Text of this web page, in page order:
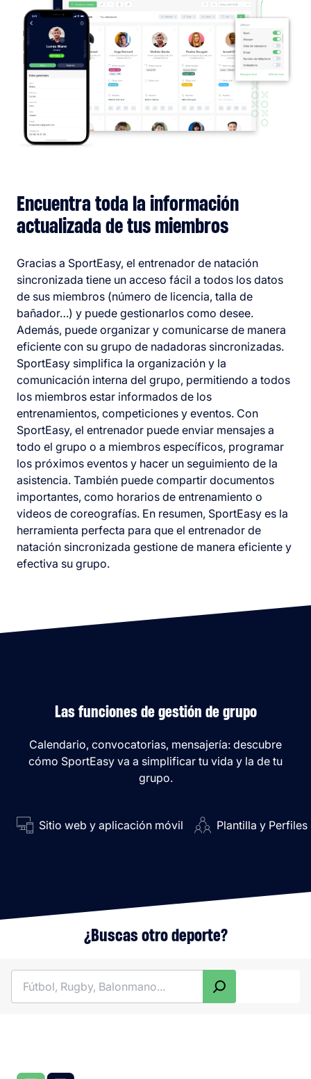
Encuentra toda la información
actualizada de tus miembros
Gracias a SportEasy, el entrenador de natación
sincronizada tiene un acceso fácil a todos los datos
de sus miembros (número de licencia, talla de
bañador…) y puede gestionarlos como desee.
Además, puede organizar y comunicarse de manera
eficiente con su grupo de nadadoras sincronizadas.
SportEasy simplifica la organización y la
comunicación interna del grupo, permitiendo a todos
los miembros estar informados de los
entrenamientos, competiciones y eventos. Con
SportEasy, el entrenador puede enviar mensajes a
todo el grupo o a miembros específicos, programar
los próximos eventos y hacer un seguimiento de la
asistencia. También puede compartir documentos
importantes, como horarios de entrenamiento o
videos de coreografías. En resumen, SportEasy es la
herramienta perfecta para que el entrenador de
natación sincronizada gestione de manera eficiente y
efectiva su grupo.
Las funciones de gestión de grupo
Calendario, convocatorias, mensajería: descubre
cómo SportEasy va a simplificar tu vida y la de tu
grupo.
Sitio web y aplicación móvil Plantilla y Perfiles
¿Buscas otro deporte?